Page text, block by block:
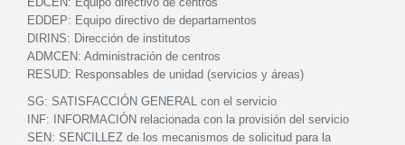
EDDEP: Equipo directivo de departamentos
DIRINS: Dirección de institutos
ADMCEN: Administración de centros
RESUD: Responsables de unidad (servicios y áreas)
SG: SATISFACCIÓN GENERAL con el servicio
INF:
INFORMACIÓN relacionada con la provisión del servicio
SEN: SENCILLEZ de los mecanismos de solicitud para la